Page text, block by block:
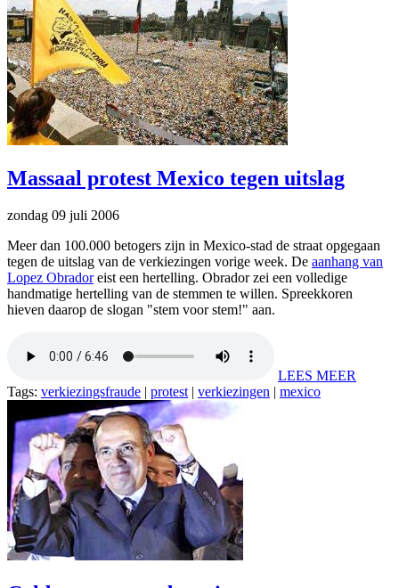
Massaal protest Mexico tegen uitslag
zondag 09 juli 2006
Meer dan 100.000 betogers zijn in Mexico-stad de straat opgegaan
tegen de uitslag van de verkiezingen vorige week. De aanhang van
Lopez Obradoreist een hertelling. Obrador zei een volledige
handmatige hertelling van de stemmen te willen. Spreekkoren
hieven daarop de slogan "stem voor stem!" aan.
LEES MEER
Tags: verkiezingsfraude protest| verkiezingen mexico